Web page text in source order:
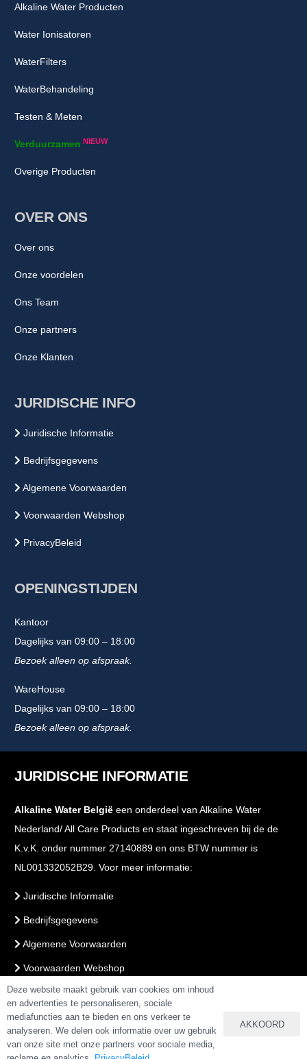
Alkaline Water Producten
Water Ionisatoren
WaterFilters
WaterBehandeling
Testen & Meten
Verduurzamen NIEUW
Overige Producten
OVER ONS
Over ons
Onze voordelen
Ons Team
Onze partners
Onze Klanten
JURIDISCHE INFO
Juridische Informatie
Bedrijfsgegevens
Algemene Voorwaarden
Voorwaarden Webshop
PrivacyBeleid
OPENINGSTIJDEN
Kantoor
Dagelijks van 09:00 – 18:00
Bezoek alleen op afspraak.
WareHouse
Dagelijks van 09:00 – 18:00
Bezoek alleen op afspraak.
JURIDISCHE INFORMATIE
Alkaline Water België een onderdeel van Alkaline Water
Nederland/ All Care Products en staat ingeschreven bij de de
K.v.K. onder nummer 27140889 en ons BTW nummer is
NL001332052B29. Voor meer informatie:
Juridische Informatie
Bedrijfsgegevens
Algemene Voorwaarden
Voorwaarden Webshop
PrivacyBeleid
VEILIG BETALEN & BESTELLEN
Deze website maakt gebruik van cookies om inhoud
en advertenties te personaliseren, sociale
mediafuncties aan te bieden en ons verkeer te
analyseren. We delen ook informatie over uw gebruik
van onze site met onze partners voor sociale media,
AKKOORD